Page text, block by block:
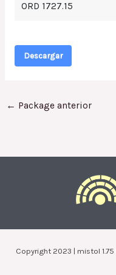
ORD 1727.15
Descargar
← Package anterior
Copyright 2023 | mistol